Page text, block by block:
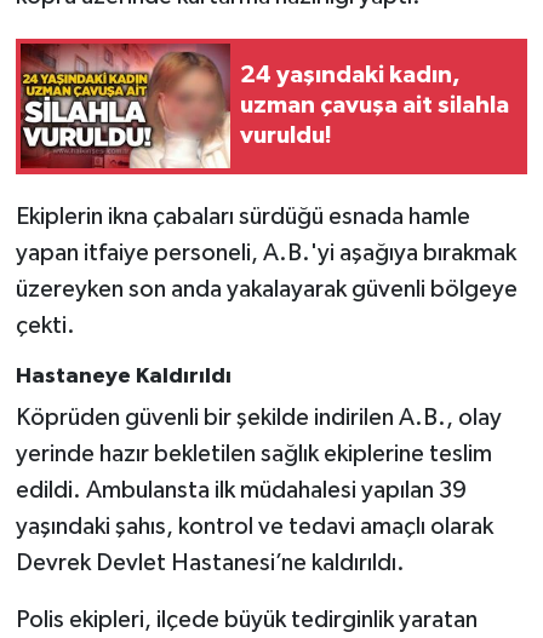
24 yaşındaki kadın,
uzman çavuşa ait silahla
vuruldu!
Ekiplerin ikna çabaları sürdüğü esnada hamle
yapan itfaiye personeli, A.B.'yi aşağıya bırakmak
üzereyken son anda yakalayarak güvenli bölgeye
çekti.
Hastaneye Kaldırıldı
Köprüden güvenli bir şekilde indirilen A.B., olay
yerinde hazır bekletilen sağlık ekiplerine teslim
edildi. Ambulansta ilk müdahalesi yapılan 39
yaşındaki şahıs, kontrol ve tedavi amaçlı olarak
Devrek Devlet Hastanesi’ne kaldırıldı.
Polis ekipleri, ilçede büyük tedirginlik yaratan
Resmi İlan
Röportaj
Sağlık
SİYASET
Spor
Yaşam